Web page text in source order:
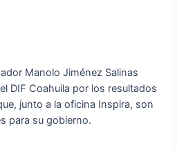
Manolo Jiménez Salinas
DIF Coahuila por los resultados
junto a la oficina Inspira, son
para su gobierno.